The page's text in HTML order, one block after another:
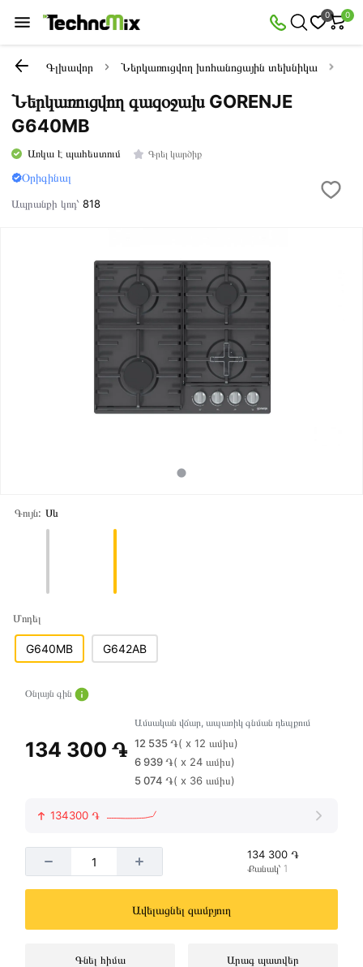
0 0
Գլխավոր Ներկառուցվող խոհանոցային տեխնիկա
Ներկառուցվող գազօջախ GORENJE
G640MB
Առկա է պահեստում Գրել կարծիք
Օրիգինալ
Ապրանքի կոդ՝818
Գույն: Սև
Մոդել
G640MB G642AB
Օնլայն գին
134 300 ֏
Ամսական վճար, ապառիկ գնման դեպքում
12 535 ֏( x 12 ամիս)
6 939 ֏( x 24 ամիս)
5 074 ֏( x 36 ամիս)
134300 ֏
134 300 ֏
Քանակ՝ 1
Ավելացնել զամբյուղ
Գնել հիմա Արագ պատվեր